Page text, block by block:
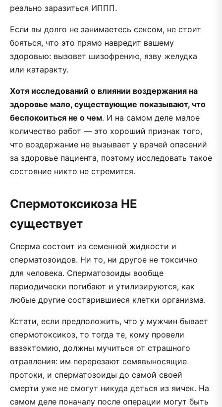
реально заразиться ИППП.
Если вы долго не занимаетесь сексом, не стоит
бояться, что это прямо навредит вашему
здоровью: вызовет шизофрению, язву желудка
или катаракту.
Хотя исследований о влиянии воздержания на
здоровье мало, существующие показывают, что
беспокоиться не о чем. И на самом деле малое
количество работ — это хороший признак того,
что воздержание не вызывает у врачей опасений
за здоровье пациента, поэтому исследовать такое
состояние никто не стремится.
Спермотоксикоза НЕ
существует
Сперма состоит из семенной жидкости и
сперматозоидов. Ни то, ни другое не токсично
для человека. Сперматозоиды вообще
периодически погибают и утилизируются, как
любые другие состарившиеся клетки организма.
Кстати, если предположить, что у мужчин бывает
спермотоксикоз, то тогда те, кому провели
вазэктомию, должны мучиться от страшного
отравления: им перерезают семявыносящие
протоки, и сперматозоиды до самой своей
смерти уже не смогут никуда деться из яичек. На
самом деле поначалу после операции могут быть